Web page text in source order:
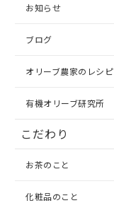
お知らせ
ブログ
オリーブ農家のレシピ
有機オリーブ研究所
こだわり
お茶のこと
化粧品のこと